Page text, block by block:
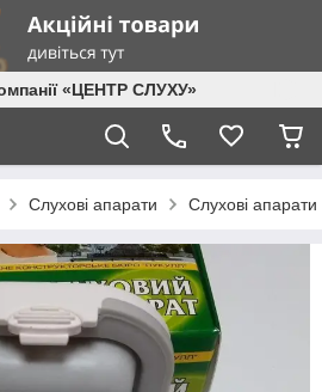
«ЦЕНТР СЛУХУ»
Слухові апарати Слухові